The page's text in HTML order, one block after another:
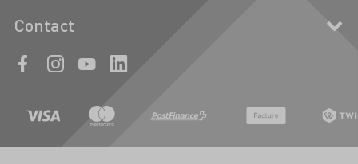
Contact